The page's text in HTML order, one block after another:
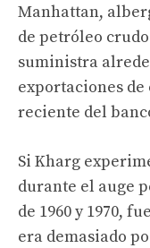
Manhattan,
de petróleo
suministra
exportaciones
reciente del
Si Kharg
durante el auge
de 1960 y 1970,
era demasiado